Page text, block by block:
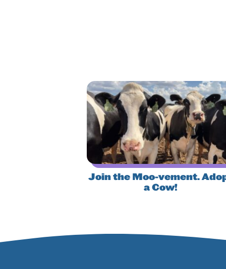
Join the Moo-vement.
a Cow!